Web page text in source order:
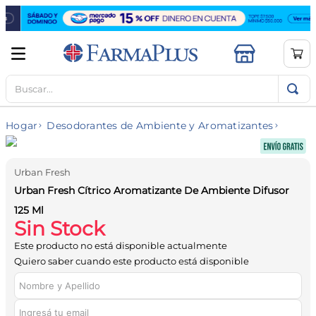
Buscar...
Hogar Desodorantes de Ambiente y Aromatizantes
Urban Fresh
Urban Fresh Cítrico Aromatizante De Ambiente Difusor
125 Ml
Sin Stock
Este producto no está disponible actualmente
Quiero saber cuando este producto está disponible
TÉRMINOS MÁS BUSCADOS
1.
mela b3
2.
cerave limpieza
5.
shampoo
6.
proteina
7.
ibuprofeno
8 .
contorno ojos
9